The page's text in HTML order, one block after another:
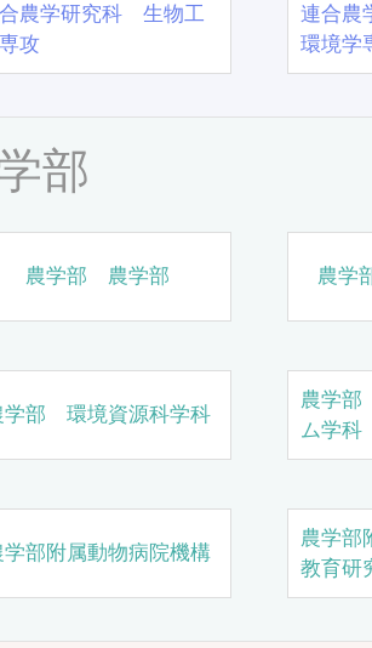
農学研究科 生物工
攻
連合農
環境学
部
農学部 農学部 農学
学部 環境資源科学科
農学
ム学科
学部附属動物病院機構
農学部
教育研